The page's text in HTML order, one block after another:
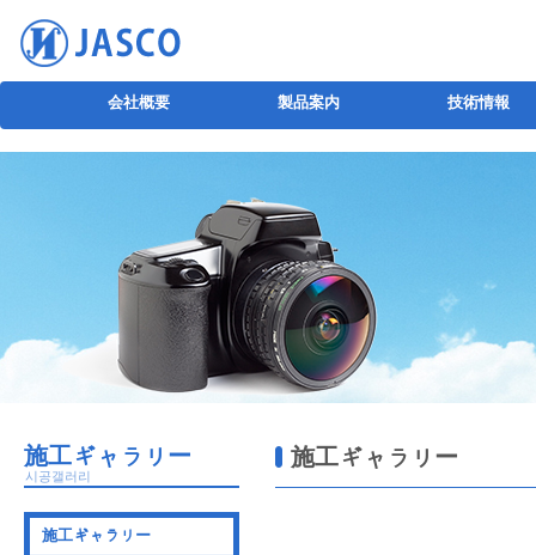
会社概要 製品案内 技術情報
施工ギャラリー
시공갤러리
施工ギャラリー
施工ギャラリー